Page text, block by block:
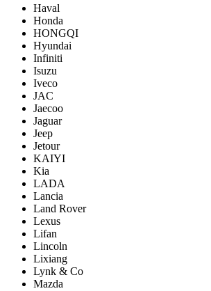
Haval
Honda
HONGQI
Hyundai
Infiniti
Isuzu
Iveco
JAC
Jaecoo
Jaguar
Jeep
Jetour
KAIYI
Kia
LADA
Lancia
Land Rover
Lexus
Lifan
Lincoln
Lixiang
Lynk & Co
Mazda